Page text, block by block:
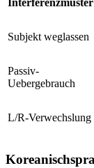
Interferenzmuster
Subjekt weglassen
Passiv-
Uebergebrauch
L/R-Verwechslung